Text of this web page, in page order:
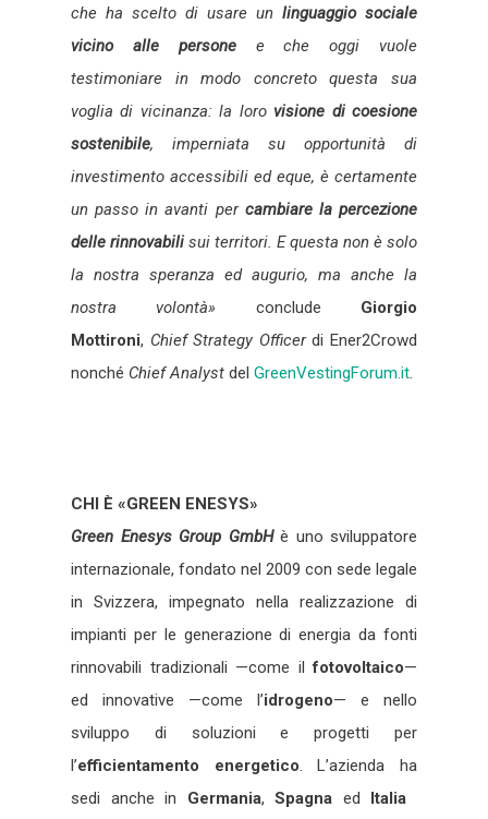
che ha scelto di usare un linguaggio sociale
vicino alle personee che oggi vuole
testimoniare in modo concreto questa sua
voglia di vicinanza: la loro visione di coesione
sostenibile, imperniata su opportunità di
investimento accessibili ed eque, è certamente
un passo in avanti per cambiare la percezione
delle rinnovabili sui territori. E questa non è solo
la nostra speranza ed augurio, ma anche la
nostra volontà» conclude Giorgio
Mottironi, Chief Strategy Officerdi Ener2Crowd
nonché Chief Analyst del GreenVestingForum. it
CHI È «GREEN ENESYS»
Green Enesys Group GmbHè uno sviluppatore
internazionale, fondato nel 2009 con sede legale
in Svizzera, impegnato nella realizzazione di
impianti per le generazione di energia da fonti
rinnovabili tradizionali —come ilfotovoltaico—
ed innovative —come l’idrogeno— e nello
sviluppo di soluzioni e progetti per
l’efficientamento energetico . L’azienda ha
sedi anche in Germania,Spagna ed Italia